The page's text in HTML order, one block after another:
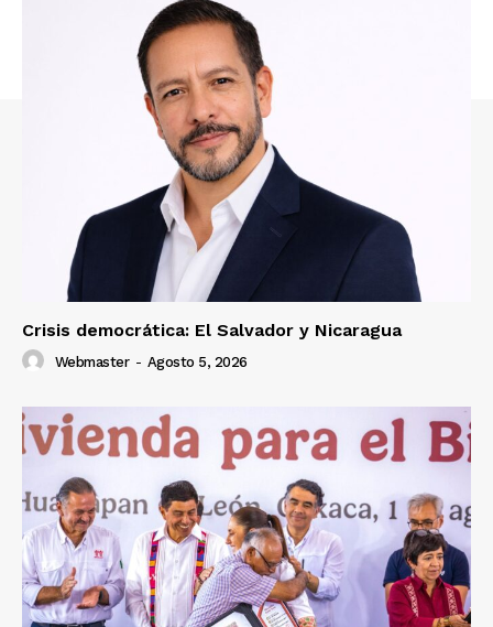
Crisis democrática: El Salvador y Nicaragua
Webmaster - Agosto 5, 2026